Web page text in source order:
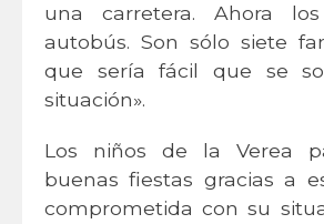
una carretera. Ahora
autobús. Son sólo siete
que sería fácil que se
situación».
Los niños de la Verea
buenas fiestas gracias a
comprometida con su